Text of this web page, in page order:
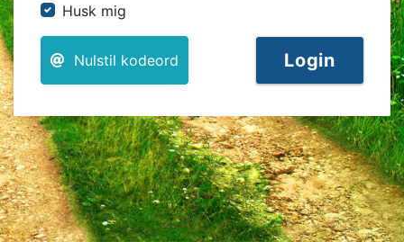
Husk mig
Nulstil kodeord Login